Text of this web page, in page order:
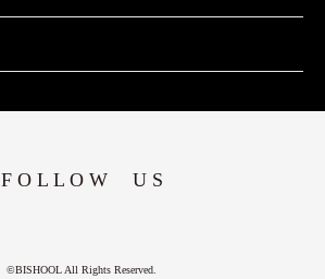
F O L L O W U S
©BISHOOL All Rights Reserved.